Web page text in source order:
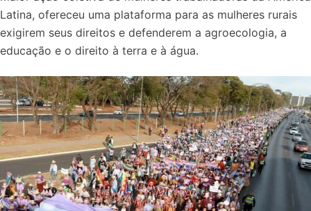
Latina, ofereceu uma plataforma para as mulheres rurais
exigirem seus direitos e defenderem a agroecologia, a
educação e o direito à terra e à água.